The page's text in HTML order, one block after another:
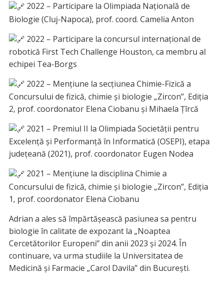
2022 – Participare la Olimpiada Națională de
Biologie (Cluj-Napoca), prof. coord. Camelia Anton
2022 – Participare la concursul internațional de
robotică First Tech Challenge Houston, ca membru al
echipei Tea-Borgs
2022 – Mențiune la secțiunea Chimie-Fizică a
Concursului de fizică, chimie și biologie „Zircon”, Ediția
2, prof. coordonator Elena Ciobanu și Mihaela Țîrcă
2021 – Premiul II la Olimpiada Societății pentru
Excelență și Performanță în Informatică (OSEPI), etapa
județeană (2021), prof. coordonator Eugen Nodea
2021 – Mențiune la disciplina Chimie a
Concursului de fizică, chimie și biologie „Zircon”, Ediția
1, prof. coordonator Elena Ciobanu
Adrian a ales să împărtășească pasiunea sa pentru
biologie în calitate de expozant la „Noaptea
Cercetătorilor Europeni” din anii 2023 și 2024. În
continuare, va urma studiile la Universitatea de
Medicină și Farmacie „Carol Davila” din București.